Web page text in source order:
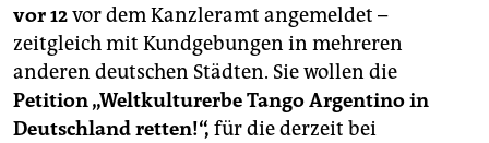
vor 12vor dem Kanzleramt angemeldet –
zeitgleich mit Kundgebungen in mehreren
anderen deutschen Städten. Sie wollen die
Petition „Weltkulturerbe Tango Argentino in
Deutschland retten!“, für die derzeit bei